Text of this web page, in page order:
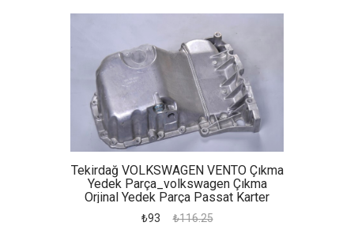
Tekirdağ VOLKSWAGEN VENTO Çıkma
Yedek Parça_volkswagen Çıkma
Orjinal Yedek Parça Passat Karter
₺93 ₺116.25